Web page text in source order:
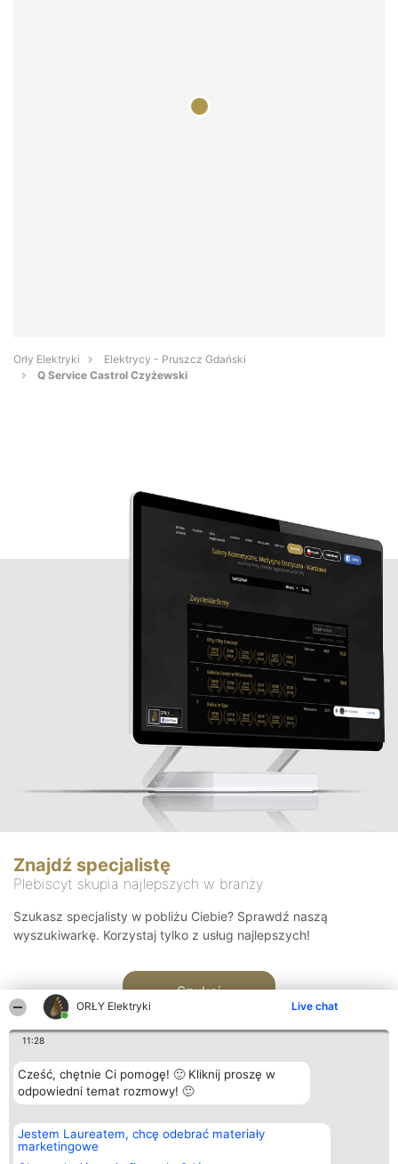
ORŁY Elektryki Live chat
11:28
Cześć, chętnie Ci pomogę! 🙂 Kliknij proszę w
odpowiedni temat rozmowy! 🙂
Jestem Laureatem, chcę odebrać materiały
marketingowe
Orły Elektryki
Elektrycy - Pruszcz Gdański
Q Service Castrol Czyżewski
Znajdź specjalistę
Plebiscyt skupia najlepszych w branży
Szukasz specjalisty w pobliżu Ciebie? Sprawdź naszą
wyszukiwarkę. Korzystaj tylko z usług najlepszych!
Szukaj
Organizator plebiscytu
Bright Side Solutions sp. z o.
o. sp. k.
ul. Ruska 22
Plebiscyt
Laureaci
wszystkich
Kontakt
Kontakt